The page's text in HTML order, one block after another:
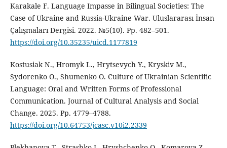
Karakale F. Language Impasse in Bilingual Societies: The
Case of Ukraine and Russia-Ukraine War. Uluslararası İnsan
Çalışmaları Dergisi. 2022. №5(10). Рр. 482–501.
https://doi.org/10.35235/uicd.1177819
Kostusiak N., Hromyk L., Hrytsevych Y., Kryskiv M.,
Sydorenko O., Shumenko O. Culture of Ukrainian Scientific
Language: Oral and Written Forms of Professional
Communication. Journal of Cultural Analysis and Social
Change. 2025. Pp. 4779–4788.
https://doi.org/10.64753/jcasc.v10i2.2339